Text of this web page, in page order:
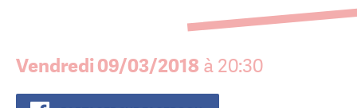
Vendredi 09/03/2018 à 20:30